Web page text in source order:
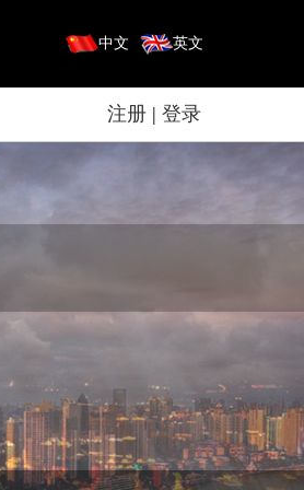
中文 英文
注册 | 登录